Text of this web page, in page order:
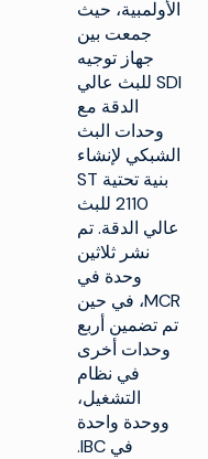
الأولمبية، حيث
جمعت بين
جهاز توجيه
SDI للبث عالي
الدقة مع
وحدات البث
الشبكي لإنشاء
بنية تحتية ST
2110 للبث
عالي الدقة. تم
نشر ثلاثين
وحدة في
MCR، في حين
تم تضمين أربع
وحدات أخرى
في نظام
التشغيل،
ووحدة واحدة
في IBC.